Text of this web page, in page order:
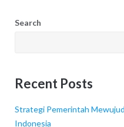
Search
Recent Posts
Strategi Pemerintah
Indonesia